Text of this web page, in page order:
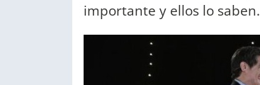
importante y ellos lo saben.